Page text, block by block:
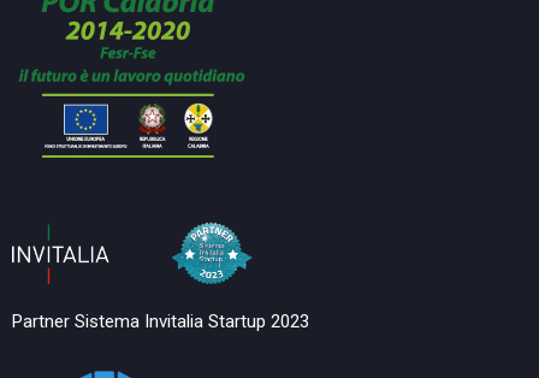
Partner Sistema Invitalia Startup 2023